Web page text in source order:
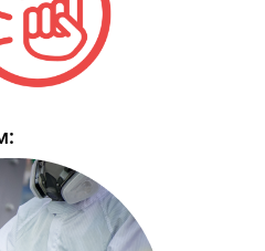
краевого угла